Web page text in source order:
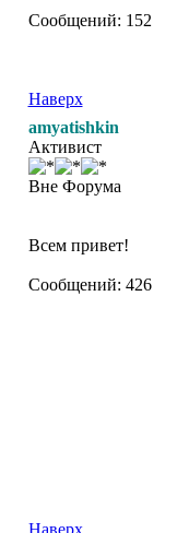
Сообщений: 152
Наверх
amyatishkin
Активист
Вне Форума
Всем привет!
Сообщений: 426
Наверх